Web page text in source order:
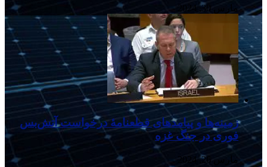
مارس 30, 2024
زمینه‌ها و پیامدهای قطعنامهٔ درخواست آتش‌بس
فوری در جنگ غزه
مارس 26, 2024